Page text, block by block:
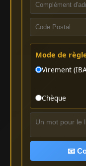
Mode de
Virement
Chèque
📧